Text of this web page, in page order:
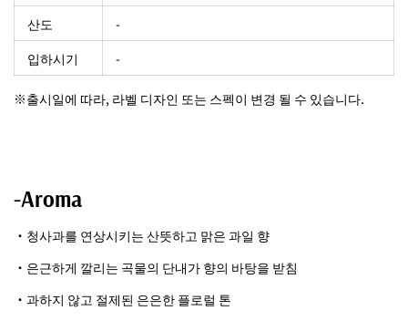
산도
-
입하시기
-
※출시일에 따라, 라벨 디자인 또는 스펙이 변경 될 수 있습니다.
-Aroma
・청사과를 연상시키는 산뜻하고 맑은 과일 향
・은근하게 깔리는 곡물의 단내가 향의 바탕을 받침
・과하지 않고 절제된 은은한 플로럴 톤